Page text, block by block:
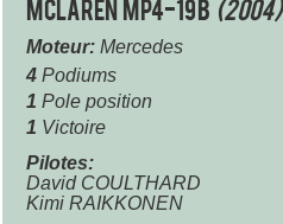
McLaren MP4-19B (2004)
Moteur: Mercedes
4 Podiums
1 Pole position
1 Victoire
Pilotes:
David COULTHARD
Kimi RAIKKONEN